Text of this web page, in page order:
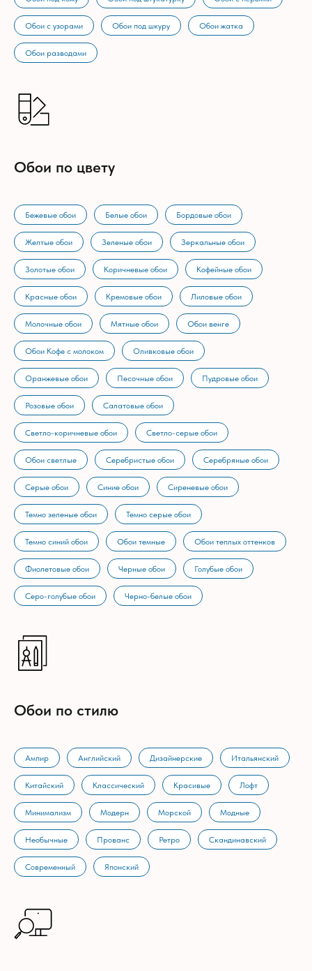
Обои с узорами Обои под шкуру Обои жатка
Обои разводами
Обои по цвету
Бежевые обои Белые обои Бордовые обои
Желтые обои Зеленые обои Зеркальные обои
Золотые обои Коричневые обои Кофейные обои
Красные обои Кремовые обои Лиловые обои
Молочные обои Мятные обои Обои венге
Обои Кофе с молоком Оливковые обои
Оранжевые обои Песочные обои Пудровые обои
Розовые обои Салатовые обои
Светло-коричневые обои Светло-серые обои
Обои светлые Серебристые обои Серебряные обои
Серые обои Синие обои Сиреневые обои
Темно зеленые обои Темно серые обои
Темно синий обои Обои темные Обои теплых оттенков
Фиолетовые обои Черные обои Голубые обои
Серо-голубые обои Черно-белые обои
Обои по стилю
Ампир Английский Дизайнерские Итальянский
Китайский Классический Красивые Лофт
Минимализм Модерн Морской Модные
Необычные Прованс Ретро Скандинавский
Современный Японский